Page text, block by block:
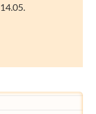
14.05.